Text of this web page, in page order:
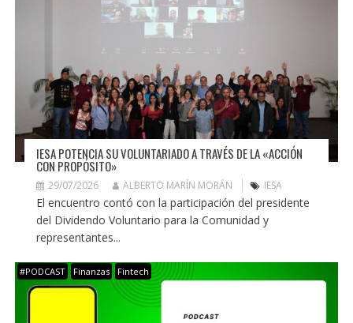
IESA POTENCIA SU VOLUNTARIADO A TRAVÉS DE LA «ACCIÓN
CON PROPÓSITO»
29/07/2026 ALBERTO MARÍN MORÁN IESA
El encuentro contó con la participación del presidente
del Dividendo Voluntario para la Comunidad y
representantes...
#PODCAST Finanzas Fintech